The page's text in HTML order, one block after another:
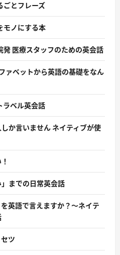
ごとフレーズ
モノにする本
発 医療スタッフのための英会話
ァベットから英語の基礎をなん
ラベル英会話
か言いません ネイティブが使
」までの日常英会話
英語で言えますか？〜ネイテ
ツ